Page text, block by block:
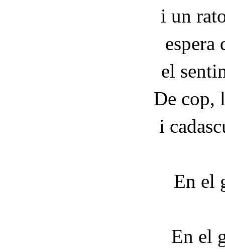
i un
espera
el
De cop,
i
En el
En el